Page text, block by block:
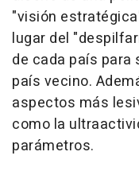
"visión
lugar del
de cada país
país vecino.
aspectos más
como la
parámetros.